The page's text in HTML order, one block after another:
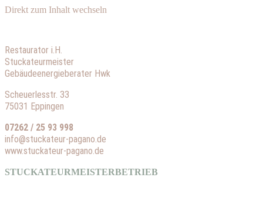
Direkt zum Inhalt wechseln
Restaurator i.H.
Stuckateurmeister
Gebäudeenergieberater Hwk
Scheuerlesstr. 33
75031 Eppingen
07262 / 25 93 998
info@stuckateur-pagano.de
www.stuckateur-pagano.de
STUCKATEURMEISTERBETRIEB